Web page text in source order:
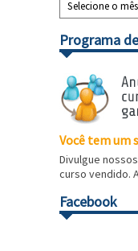
Programa
Você tem um
Divulgue
curso vendido.
Facebook